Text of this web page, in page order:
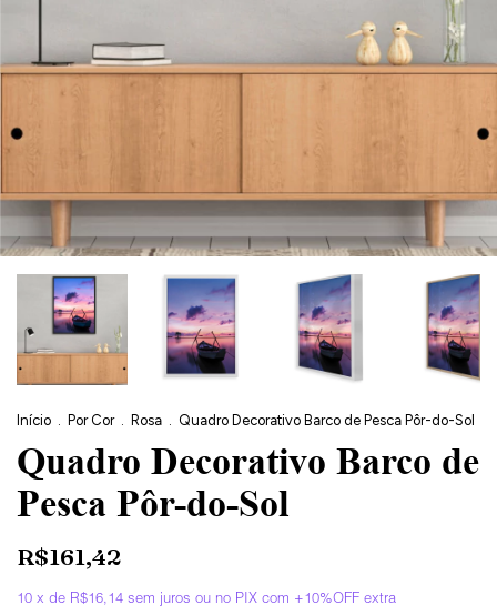
Início . Por Cor . Rosa . Quadro Decorativo Barco de Pesca Pôr-do-Sol
Quadro Decorativo Barco de
Pesca Pôr-do-Sol
R$161,42
10 x de R$16,14 sem juros